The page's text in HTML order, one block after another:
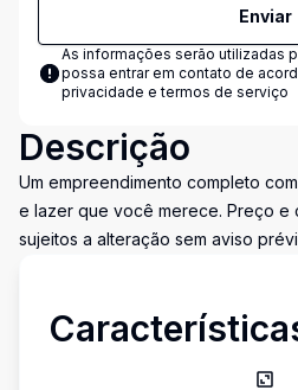
Enviar
As informações serão utilizadas
possa entrar em contato de
privacidade e termos de serviço
Descrição
Um empreendimento completo
e lazer que você merece. Preço e
sujeitos a alteração sem aviso